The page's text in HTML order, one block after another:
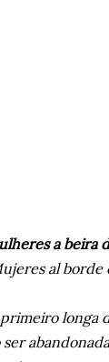
a beira
al borde
longa
ser